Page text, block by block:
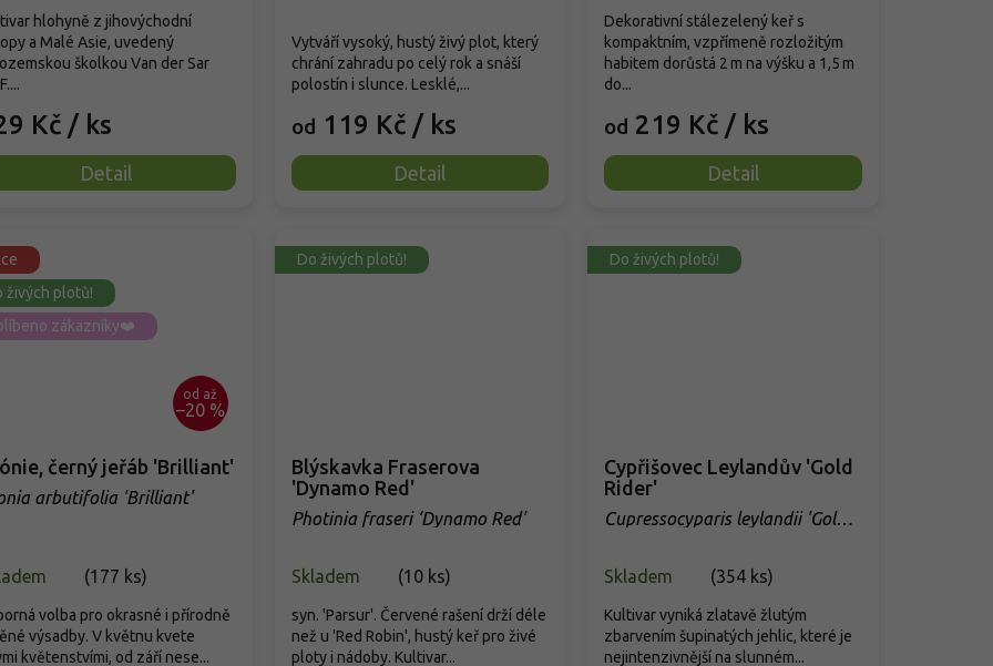
Kč / ks
Detail
hlohyně z jihovýchodní
a Malé Asie, uvedený
školkou Van der Sar
od 119 Kč / ks
Detail
Vytváří vysoký, hustý živý plot, který
chrání zahradu po celý rok a snáší
polostín i slunce. Lesklé,...
od 219 Kč / ks
Detail
Dekorativní stálezelený keř s
kompaktním, vzpřímeně rozložitým
habitem dorůstá 2 m na výšku a 1,5 m
do...
živých plotů!
zákazníky❤️
od až
–20 %
černý jeřáb 'Brilliant'
arbutifolia 'Brilliant'
(177 ks)
volba pro okrasné i přírodně
výsadby. V květnu kvete
květenstvími, od září nese...
Do živých plotů!
Blýskavka Fraserova
'Dynamo Red'
Photinia fraseri ‘Dynamo Red'
Skladem (10 ks)
syn. 'Parsur'. Červené rašení drží déle
než u 'Red Robin', hustý keř pro živé
ploty i nádoby. Kultivar...
Do živých plotů!
Cypřišovec Leylandův 'Gold
Rider'
Cupressocyparis leylandii 'Gold
Skladem
(354 ks)
Kultivar vyniká zlatavě žlutým
zbarvením šupinatých jehlic, které je
nejintenzivnější na slunném...